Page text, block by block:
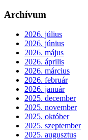
Archívum
2026. július
2026. június
2026. május
2026. április
2026. március
2026. február
2026. január
2025. december
2025. november
2025. október
2025. szeptember
2025. augusztus